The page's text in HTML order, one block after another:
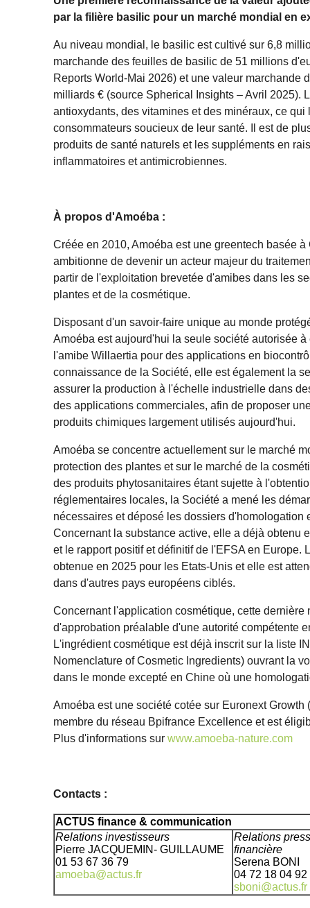
par la filière basilic pour un marché mondial en
Au niveau mondial, le basilic est cultivé sur 6,8
marchande des feuilles de basilic de 51 millions
Reports World-Mai 2026) et une valeur marchande
milliards € (source Spherical Insights – Avril 2025).
antioxydants, des vitamines et des minéraux, ce
consommateurs soucieux de leur santé. Il est de
produits de santé naturels et les suppléments en
inflammatoires et antimicrobiennes.
À propos d'Amoéba :
Créée en 2010, Amoéba est une greentech basée
ambitionne de devenir un acteur majeur du
partir de l'exploitation brevetée d'amibes dans les
plantes et de la cosmétique.
Disposant d'un savoir-faire unique au monde
Amoéba est aujourd'hui la seule société autorisée
l'amibe Willaertia pour des applications en
connaissance de la Société, elle est également la
assurer la production à l'échelle industrielle dans
des applications commerciales, afin de proposer
produits chimiques largement utilisés aujourd'hui.
Amoéba se concentre actuellement sur le marché
protection des plantes et sur le marché de la
des produits phytosanitaires étant sujette à
réglementaires locales, la Société a mené les
nécessaires et déposé les dossiers d'homologation
Concernant la substance active, elle a déjà obtenu
et le rapport positif et définitif de l'EFSA en Europe.
obtenue en 2025 pour les Etats-Unis et elle est
dans d'autres pays européens ciblés.
Concernant l'application cosmétique, cette dernière
d'approbation préalable d'une autorité compétente
L'ingrédient cosmétique est déjà inscrit sur la liste
Nomenclature of Cosmetic Ingredients) ouvrant la
dans le monde excepté en Chine où une
Amoéba est une société cotée sur Euronext Growth
membre du réseau Bpifrance Excellence et est
Plus d'informations surwww.amoeba-nature.com
Contacts :
ACTUS finance & communication
Relations investisseurs
Pierre JACQUEMIN- GUILLAUME
01 53 67 36 79
amoeba@actus.fr
Relations
financière
Serena BONI
04 72 18 04 92
sboni@actus.fr